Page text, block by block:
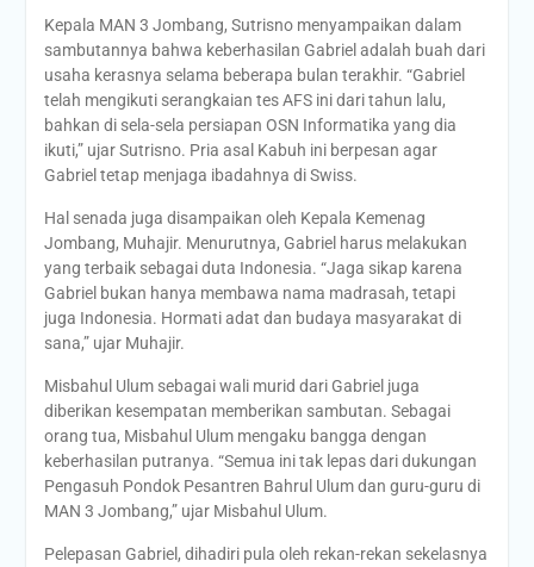
Kepala MAN 3 Jombang, Sutrisno menyampaikan dalam
sambutannya bahwa keberhasilan Gabriel adalah buah dari
usaha kerasnya selama beberapa bulan terakhir. “Gabriel
telah mengikuti serangkaian tes AFS ini dari tahun lalu,
bahkan di sela-sela persiapan OSN Informatika yang dia
ikuti,” ujar Sutrisno. Pria asal Kabuh ini berpesan agar
Gabriel tetap menjaga ibadahnya di Swiss.
Hal senada juga disampaikan oleh Kepala Kemenag
Jombang, Muhajir. Menurutnya, Gabriel harus melakukan
yang terbaik sebagai duta Indonesia. “Jaga sikap karena
Gabriel bukan hanya membawa nama madrasah, tetapi
juga Indonesia. Hormati adat dan budaya masyarakat di
sana,” ujar Muhajir.
Misbahul Ulum sebagai wali murid dari Gabriel juga
diberikan kesempatan memberikan sambutan. Sebagai
orang tua, Misbahul Ulum mengaku bangga dengan
keberhasilan putranya. “Semua ini tak lepas dari dukungan
Pengasuh Pondok Pesantren Bahrul Ulum dan guru-guru di
MAN 3 Jombang,” ujar Misbahul Ulum.
Pelepasan Gabriel, dihadiri pula oleh rekan-rekan sekelasnya